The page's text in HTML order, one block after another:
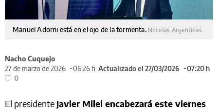
Manuel Adorni está en el ojo de la tormenta. Noticias Argentinas
Nacho Cuquejo
27 de marzo de 2026
06:26 h Actualizado el 27/03/2026
07:20 h
0
El presidente Javier Milei encabezará este viernes